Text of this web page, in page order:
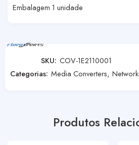
Embalagem 1 unidade
SKU: COV-1E2110001
Categorias: Media Converters,
Produtos